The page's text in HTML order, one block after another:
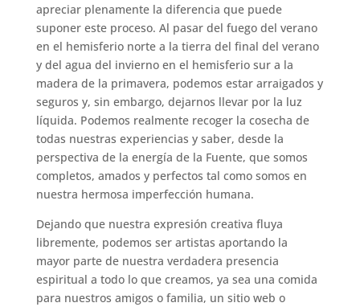
apreciar plenamente la diferencia que puede
suponer este proceso. Al pasar del fuego del verano
en el hemisferio norte a la tierra del final del verano
y del agua del invierno en el hemisferio sur a la
madera de la primavera, podemos estar arraigados y
seguros y, sin embargo, dejarnos llevar por la luz
líquida. Podemos realmente recoger la cosecha de
todas nuestras experiencias y saber, desde la
perspectiva de la energía de la Fuente, que somos
completos, amados y perfectos tal como somos en
nuestra hermosa imperfección humana.
Dejando que nuestra expresión creativa fluya
libremente, podemos ser artistas aportando la
mayor parte de nuestra verdadera presencia
espiritual a todo lo que creamos, ya sea una comida
para nuestros amigos o familia, un sitio web o